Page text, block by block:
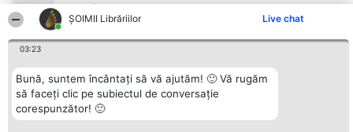
ȘOIMII Librăriilor Live chat
03:23
Bună, suntem încântați să vă ajutăm! 🙂 Vă rugăm
să faceți clic pe subiectul de conversație
corespunzător! 🙂
amintește de un centru ...
10
Organizator Ranking
BRIGHT SOLUTIONS BR SRL
Aleea Timisul De Sus 2 Bl. A30
Plebiscyt